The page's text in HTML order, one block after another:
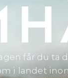
får du ta
i landet